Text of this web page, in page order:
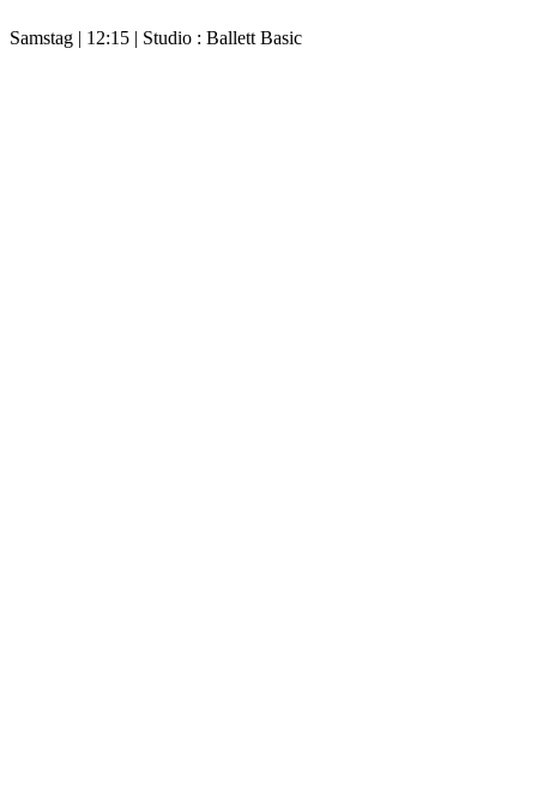
Samstag | 12:15 | Studio : Ballett Basic